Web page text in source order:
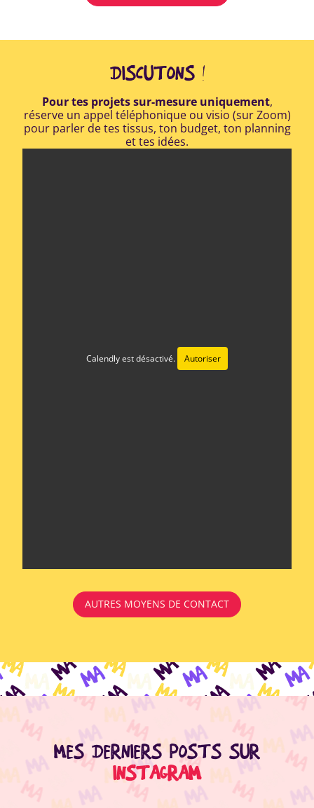
DISCUTONS !
Pour tes projets sur-mesure uniquement,
réserve un appel téléphonique ou visio (sur Zoom)
pour parler de tes tissus, ton budget, ton planning
et tes idées.
Calendly est désactivé. Autoriser
AUTRES MOYENS DE CONTACT
MES DERNIERS POSTS SUR
INSTAGRAM